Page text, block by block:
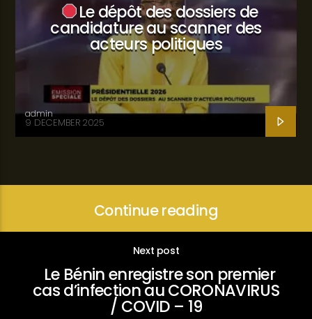
Le dépôt des dossiers de
candidature au scanner des
acteurs politiques
admin
9 DECEMBER 2025
Continue reading
Next post
Le Bénin enregistre son premier
cas d’infection au CORONAVIRUS
/ COVID – 19